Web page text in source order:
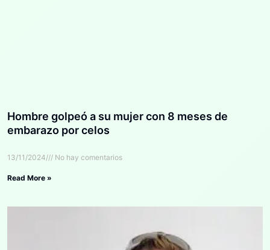
Hombre golpeó a su mujer con 8 meses de
embarazo por celos
13/11/2024 No hay comentarios
Read More »